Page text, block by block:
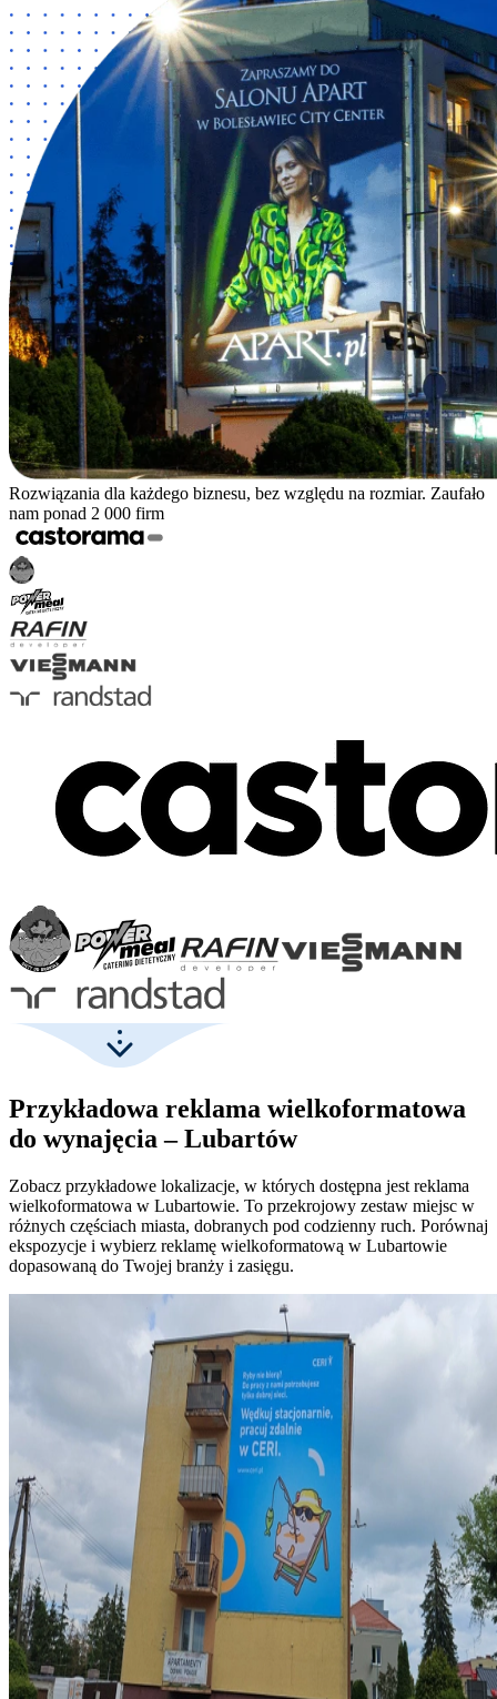
Rozwiązania dla każdego biznesu, bez względu na rozmiar. Zaufało
nam ponad 2 000 firm
Przykładowa reklama wielkoformatowa
do wynajęcia – Lubartów
Zobacz przykładowe lokalizacje, w których dostępna jest reklama
wielkoformatowa w Lubartowie. To przekrojowy zestaw miejsc w
różnych częściach miasta, dobranych pod codzienny ruch. Porównaj
ekspozycje i wybierz reklamę wielkoformatową w Lubartowie
dopasowaną do Twojej branży i zasięgu.